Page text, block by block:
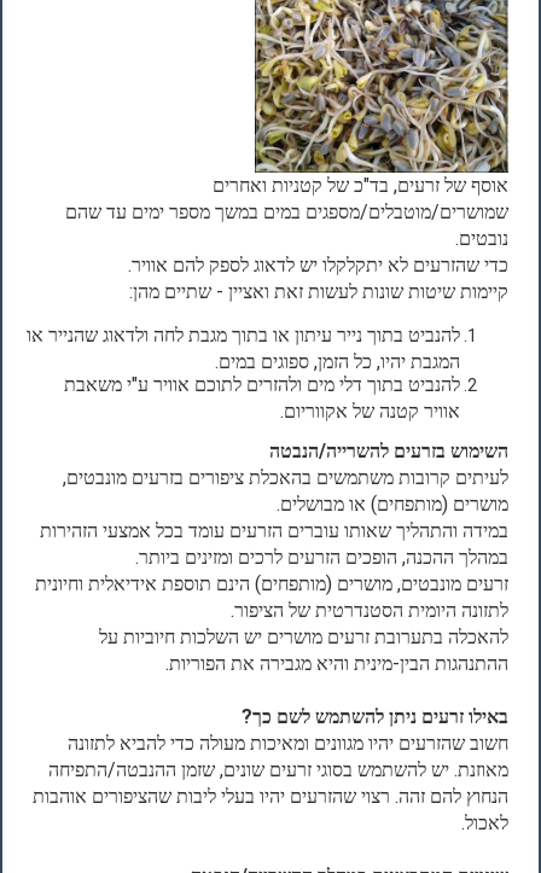
אוסף של זרעים, בד"כ של קטניות ואחרים
שמושרים/מוטבלים/מספגים במים במשך מספר ימים עד שהם
נובטים.
כדי שהזרעים לא יתקלקלו יש לדאוג לספק להם אוויר.
קיימות שיטות שונות לעשות זאת ואציין - שתיים מהן:
להנביט בתוך נייר עיתון או בתוך מגבת לחה ולדאוג שהנייר או
המגבת יהיו, כל הזמן, ספוגים במים.
להנביט בתוך דלי מים ולהזרים לתוכם אוויר ע"י משאבת
אוויר קטנה של אקווריום.
השימוש בזרעים להשרייה/הנבטה
לעיתים קרובות משתמשים בהאכלת ציפורים בזרעים מונבטים,
מושרים (מותפחים) או מבושלים.
במידה והתהליך שאותו עוברים הזרעים עומד בכל אמצעי הזהירות
במהלך ההכנה, הופכים הזרעים לרכים ומזינים ביותר.
זרעים מונבטים, מושרים (מותפחים) הינם תוספת אידיאלית וחיונית
לתזונה היומית הסטנדרטית של הציפור.
להאכלה בתערובת זרעים מושרים יש השלכות חיוביות על
ההתנהגות הבין-מינית והיא מגבירה את הפוריות.
באילו זרעים ניתן להשתמש לשם כך?
חשוב שהזרעים יהיו מגוונים ומאיכות מעולה כדי להביא לתזונה
מאוזנת. יש להשתמש בסוגי זרעים שונים, שזמן ההנבטה/התפיחה
הנחוץ להם זהה. רצוי שהזרעים יהיו בעלי ליבות שהציפורים אוהבות
לאכול.